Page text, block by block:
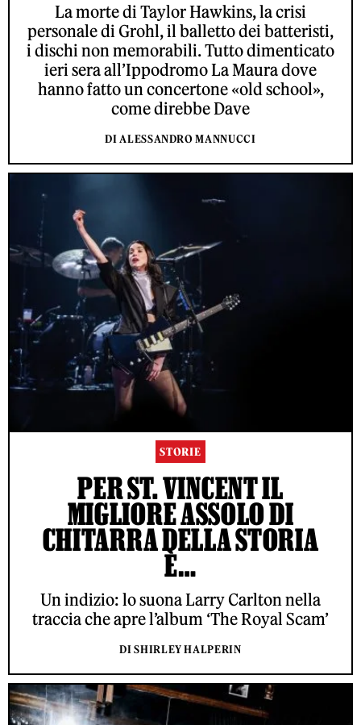
La morte di Taylor Hawkins, la crisi
personale di Grohl, il balletto dei batteristi,
i dischi non memorabili. Tutto dimenticato
ieri sera all’Ippodromo La Maura dove
hanno fatto un concertone «old school»,
come direbbe Dave
DI ALESSANDRO MANNUCCI
STORIE
PER ST. VINCENT IL
MIGLIORE ASSOLO DI
CHITARRA DELLA STORIA
È…
Un indizio: lo suona Larry Carlton nella
traccia che apre l’album ‘The Royal Scam’
DI SHIRLEY HALPERIN